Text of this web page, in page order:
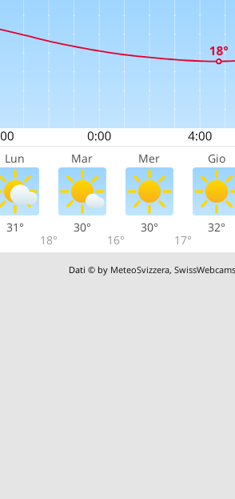
Lun Mar Mer Gio
31°
18°
30°
16°
30°
17°
32°
Dati © by MeteoSvizzera,